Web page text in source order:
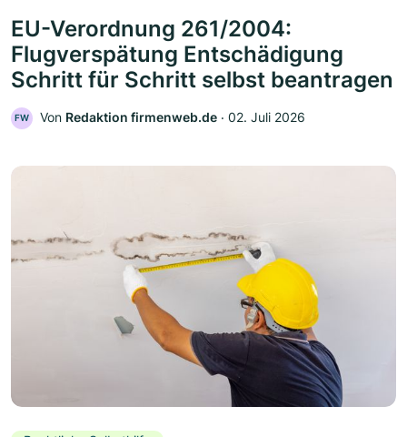
EU-Verordnung 261/2004:
Flugverspätung Entschädigung
Schritt für Schritt selbst beantragen
FW Von Redaktion firmenweb.de ‧ 02. Juli 2026